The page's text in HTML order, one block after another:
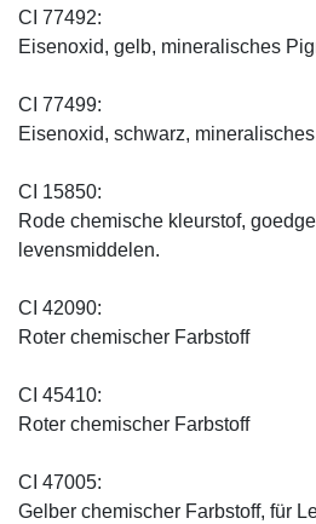
CI 77492:
Eisenoxid, gelb, mineralisches
CI 77499:
Eisenoxid, schwarz,
CI 15850:
Rode chemische kleurstof,
levensmiddelen.
CI 42090:
Roter chemischer Farbstoff
CI 45410:
Roter chemischer Farbstoff
CI 47005:
Gelber chemischer Farbstoff, für